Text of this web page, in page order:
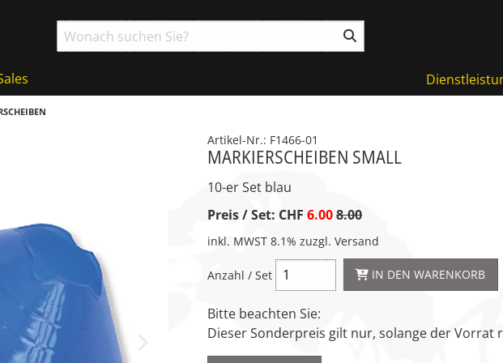
Next Slide
Artikel-Nr.: F1466-01
MARKIERSCHEIBEN SMALL
10-er Set blau
Preis / Set: CHF 6.008.00
inkl. MWST 8.1% zuzgl. Versand
Anzahl / Set IN DEN WARENKORB
Bitte beachten Sie:
Dieser Sonderpreis gilt nur, solange der Vorrat